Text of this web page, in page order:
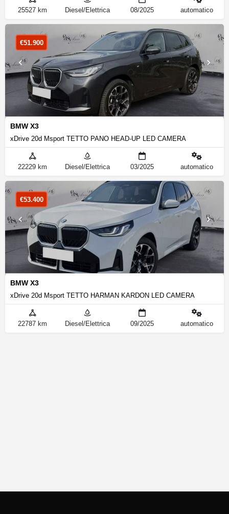
25527 km Diesel/Elettrica 08/2025 automatico
BMW X3
xDrive 20d Msport TETTO PANO HEAD-UP LED CAMERA
€51.900
22229 km Diesel/Elettrica 03/2025 automatico
BMW X3
xDrive 20d Msport TETTO HARMAN KARDON LED CAMERA
€53.400
22787 km Diesel/Elettrica 09/2025 automatico